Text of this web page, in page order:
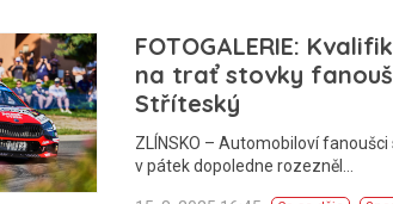
FOTOGALERIE:
na trať stovky
Stříteský
ZLÍNSKO – Automobiloví
v pátek dopoledne rozezněl…